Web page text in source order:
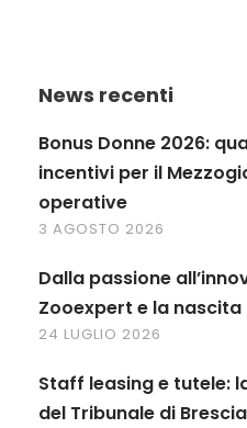
News recenti
Bonus Donne 2026:
incentivi per il
operative
3 AGOSTO 2026
Dalla passione
Zooexpert e la nascita
24 LUGLIO 2026
Staff leasing e tutele:
del Tribunale di Brescia